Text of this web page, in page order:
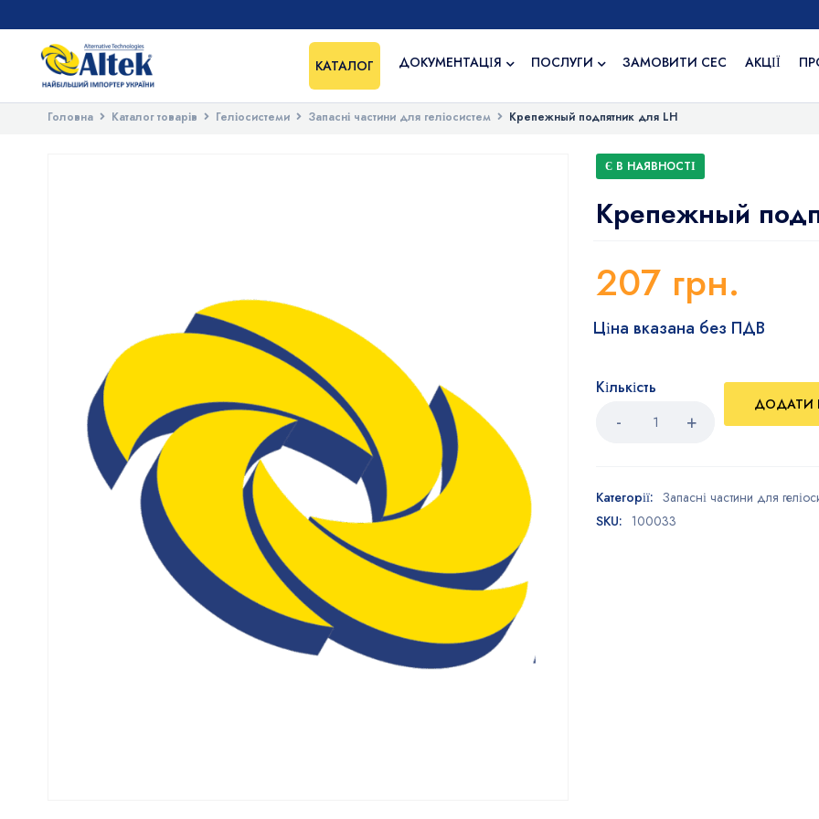
КАТАЛОГ ДОКУМЕНТАЦІЯ ПОСЛУГИ ЗАМОВИТИ СЕС АКЦІЇ
Головна Каталог товарів Геліосистеми Запасні частини для геліосистем Крепежный подпятник для LH
Є В НАЯВНОСТІ
Крепежный
207 грн.
Ціна вказана без ПДВ
Кількість
ДОДАТИ
Категорії: Запасні частини для
SKU: 100033